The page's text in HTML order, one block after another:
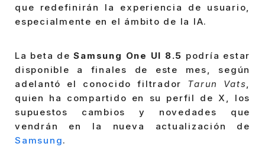
que redefinirán la experiencia de usuario,
especialmente en el ámbito de la IA.
La beta deSamsung One UI 8.5 podría estar
disponible a finales de este mes, según
adelantó el conocido filtrador Tarun Vats,
quien ha compartido en su perfil de X, los
supuestos cambios y novedades que
vendrán en la nueva actualización de
Samsung.